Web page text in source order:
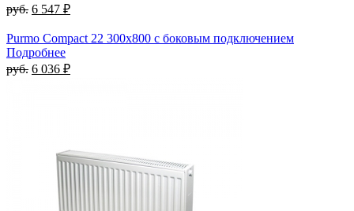
руб. 6 547 ₽
Purmo Compact 22 300х800 с боковым подключением
Подробнее
руб. 6 036 ₽